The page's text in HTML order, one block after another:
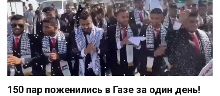
150 пар поженились в Газе за один день!